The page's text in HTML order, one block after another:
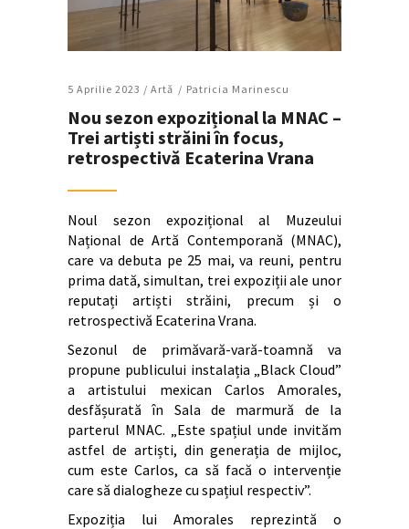
5 Aprilie 2023 / Artǎ Patricia Marinescu
Nou sezon expozițional la MNAC –
Trei artiști străini în focus,
retrospectivă Ecaterina Vrana
Noul sezon expozițional al Muzeului
Național de Artă Contemporană (MNAC),
care va debuta pe 25 mai, va reuni, pentru
prima dată, simultan, trei expoziții ale unor
reputați artiști străini, precum și o
retrospectivă Ecaterina Vrana.
Sezonul de primăvară-vară-toamnă va
propune publicului instalația „Black Cloud”
a artistului mexican Carlos Amorales,
desfășurată în Sala de marmură de la
parterul MNAC. „Este spațiul unde invităm
astfel de artiști, din generația de mijloc,
cum este Carlos, ca să facă o intervenție
care să dialogheze cu spațiul respectiv”.
Expoziția lui Amorales reprezintă o